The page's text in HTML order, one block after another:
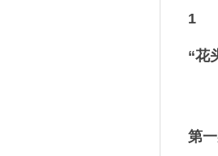
1
“花
第